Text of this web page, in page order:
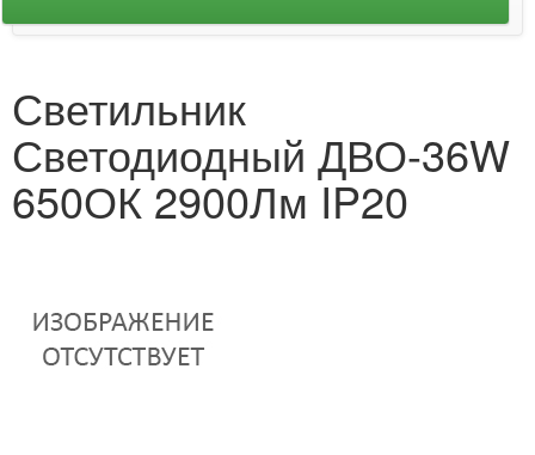
Светильник
Светодиодный ДВО-36W
650ОК 2900Лм IP20